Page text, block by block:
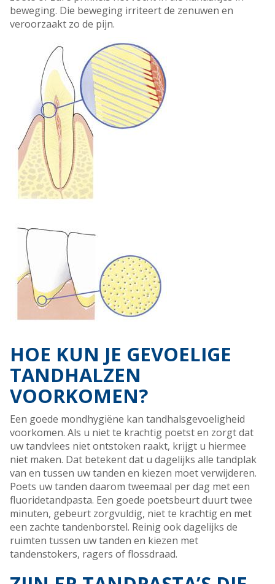
beweging. Die beweging irriteert de zenuwen en
veroorzaakt zo de pijn.
HOE KUN JE GEVOELIGE
TANDHALZEN
VOORKOMEN?
Een goede mondhygiëne kan tandhalsgevoeligheid
voorkomen. Als u niet te krachtig poetst en zorgt dat
uw tandvlees niet ontstoken raakt, krijgt u hiermee
niet maken. Dat betekent dat u dagelijks alle tandplak
van en tussen uw tanden en kiezen moet verwijderen.
Poets uw tanden daarom tweemaal per dag met een
fluoridetandpasta. Een goede poetsbeurt duurt twee
minuten, gebeurt zorgvuldig, niet te krachtig en met
een zachte tandenborstel. Reinig ook dagelijks de
ruimten tussen uw tanden en kiezen met
tandenstokers, ragers of flossdraad.